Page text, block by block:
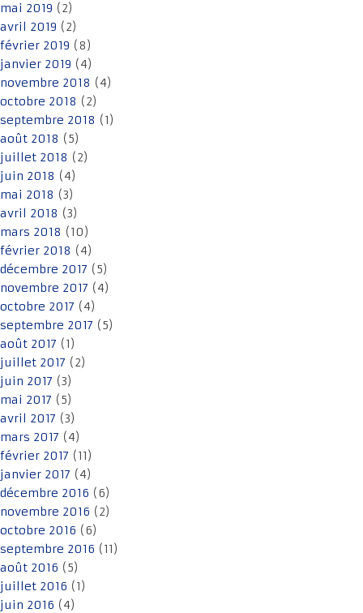
mai 2019 (2)
avril 2019 (2)
février 2019 (8)
janvier 2019 (4)
novembre 2018 (4)
octobre 2018 (2)
septembre 2018 (1)
août 2018 (5)
juillet 2018 (2)
juin 2018 (4)
mai 2018 (3)
avril 2018 (3)
mars 2018 (10)
février 2018 (4)
décembre 2017 (5)
novembre 2017 (4)
octobre 2017 (4)
septembre 2017 (5)
août 2017 (1)
juillet 2017 (2)
juin 2017 (3)
mai 2017 (5)
avril 2017 (3)
mars 2017 (4)
février 2017 (11)
janvier 2017 (4)
décembre 2016 (6)
novembre 2016 (2)
octobre 2016 (6)
septembre 2016 (11)
août 2016 (5)
juillet 2016 (1)
juin 2016 (4)